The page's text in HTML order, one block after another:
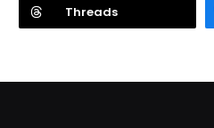
Threads